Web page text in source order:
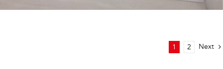
1 2 Next